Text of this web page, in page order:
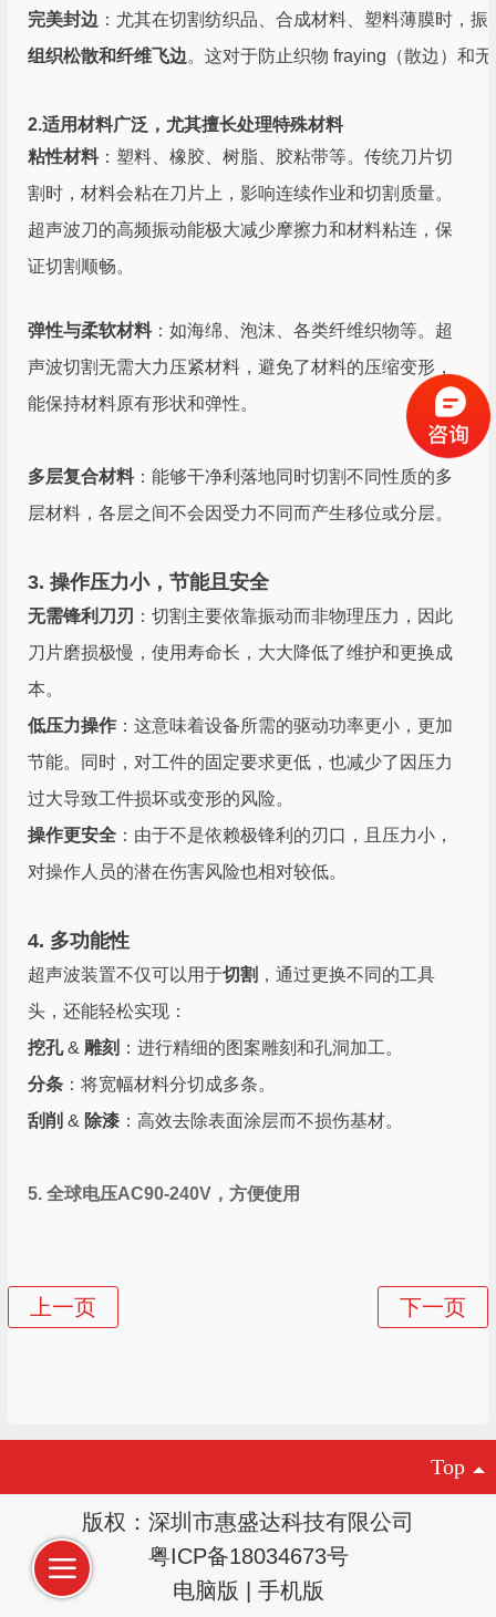
完美封边 ：尤其在切割纺织品、合成材料、塑料薄膜时，
组织松散和纤维飞边。这对于防止织物 fraying（散边）和
2.适用材料广泛，尤其擅长处理特殊材料
粘性材料：塑料、橡胶、树脂、胶粘带等。传统刀片切
割时，材料会粘在刀片上，影响连续作业和切割质量。
超声波刀的高频振动能极大减少摩擦力和材料粘连，保
证切割顺畅。
弹性与柔软材料：如海绵、泡沫、各类纤维织物等。超
声波切割无需大力压紧材料，避免了材料的压缩变形，
能保持材料原有形状和弹性。
多层复合材料：能够干净利落地同时切割不同性质的多
层材料，各层之间不会因受力不同而产生移位或分层。
3. 操作压力小，节能且安全
无需锋利刀刃 ：切割主要依靠振动而非物理压力，因此
刀片磨损极慢，使用寿命长，大大降低了维护和更换成
本。
低压力操作 ：这意味着设备所需的驱动功率更小，更加
节能。同时，对工件的固定要求更低，也减少了因压力
过大导致工件损坏或变形的风险。
操作更安全 ：由于不是依赖极锋利的刃口，且压力小，
对操作人员的潜在伤害风险也相对较低。
4. 多功能性
超声波装置不仅可以用于切割 ，通过更换不同的工具
头，还能轻松实现：
挖孔&雕刻 ：进行精细的图案雕刻和孔洞加工。
分条 ：将宽幅材料分切成多条。
刮削 & 除漆 ：高效去除表面涂层而不损伤基材。
5. 全球电压AC90-240V，方便使用
Top
版权：深圳市惠盛达科技有限公司
粤ICP备18034673号
电脑版
手机版